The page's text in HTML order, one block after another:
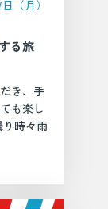
（月）
る旅
き、手
も楽し
時々雨